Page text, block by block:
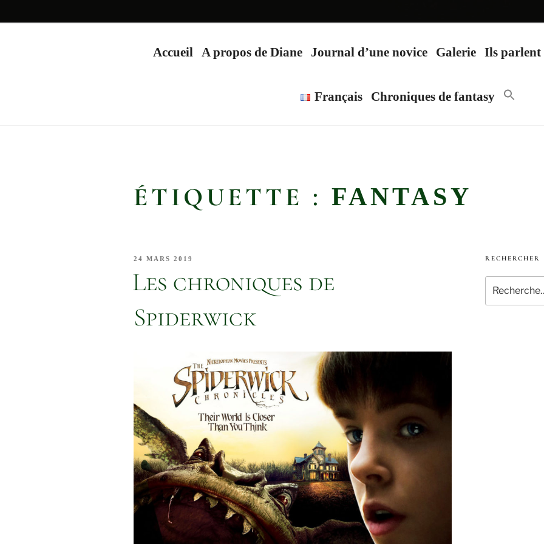
Accueil A propos de Diane Journal d’une novice Galerie Ils
Français Chroniques de fantasy
ÉTIQUETTE : FANTASY
PUBLIÉ
24 MARS 2019
Les chroniques de
Spiderwick
RECHERCHER
pour
: